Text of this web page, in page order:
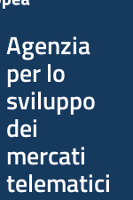
Agenzia
per lo
sviluppo
dei
mercati
telematici